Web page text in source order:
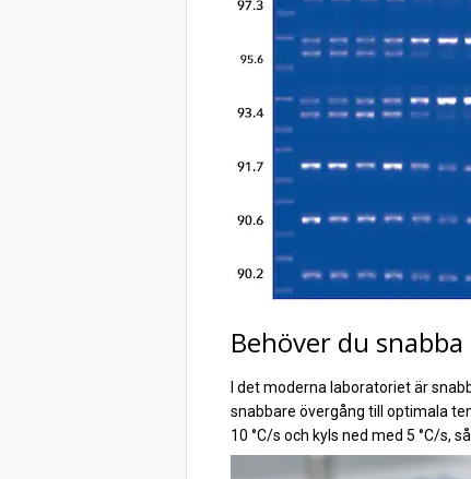
Behöver du
I det moderna laboratoriet är
snabbare övergång till optimala
10 °C/s och kyls ned med 5 °C/s,